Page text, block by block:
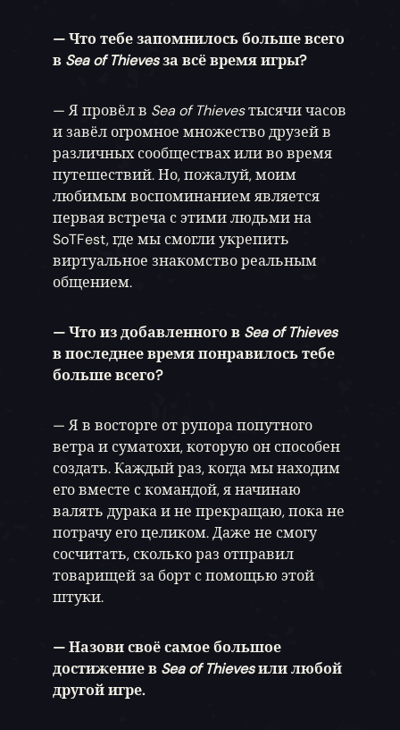
— Что тебе запомнилось больше всего
в Sea of Thievesза всё время игры?
— Я провёл в Sea of Thievesтысячи часов
и завёл огромное множество друзей в
различных сообществах или во время
путешествий. Но, пожалуй, моим
любимым воспоминанием является
первая встреча с этими людьми на
SoTFest, где мы смогли укрепить
виртуальное знакомство реальным
общением.
— Что из добавленного в Sea of Thieves
в последнее время понравилось тебе
больше всего?
— Я в восторге от рупора попутного
ветра и суматохи, которую он способен
создать. Каждый раз, когда мы находим
его вместе с командой, я начинаю
валять дурака и не прекращаю, пока не
потрачу его целиком. Даже не смогу
сосчитать, сколько раз отправил
товарищей за борт с помощью этой
штуки.
— Назови своё самое большое
достижение в Sea of Thievesили любой
другой игре.